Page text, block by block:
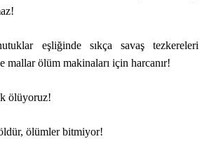
eşliğinde sıkça savaş tezkereleri
mallar ölüm makinaları için harcanır!
ölüyoruz!
ölümler bitmiyor!